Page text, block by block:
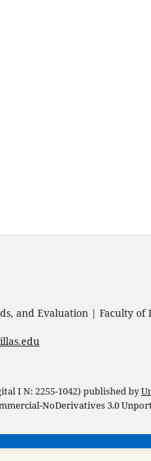
and Evaluation | Faculty of
I N: 2255-1042) published by
NoDerivatives 3.0